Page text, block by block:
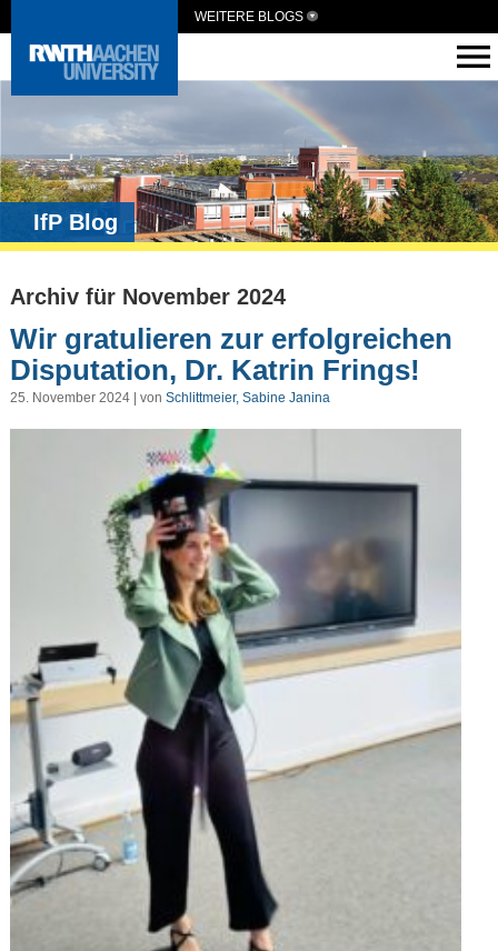
WEITERE BLOGS
IfP Blog
Archiv für November 2024
Wir gratulieren zur erfolgreichen
Disputation, Dr. Katrin Frings!
25. November 2024 | von Schlittmeier, Sabine Janina